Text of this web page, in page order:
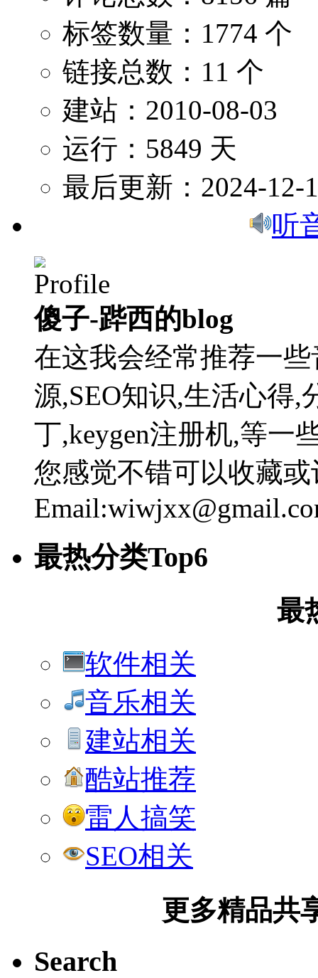
标签数量：1774 个
链接总数：11 个
建站：2010-08-03
运行：5849 天
最后更新：2024-12-
听
傻子-跸西的blog
在这我会经常推荐一
源,SEO知识,生活心得,
丁,keygen注册机,等一
您感觉不错可以收藏
最热分类Top6
最
软件相关
音乐相关
建站相关
酷站推荐
雷人搞笑
SEO相关
更多精品共
Search